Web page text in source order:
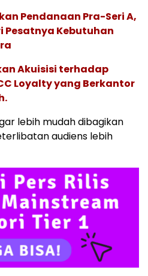
Pendanaan Pra-Seri A,
Pesatnya Kebutuhan
Akuisisi terhadap
Loyalty yang Berkantor
lebih mudah dibagikan
audiens lebih